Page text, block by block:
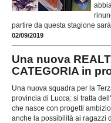
partire da questa stagione
02/09/2019
Una nuova
CATEGORIA in
Una nuova squadra per la
provincia di Lucca: si tratta
che nasce con progetti
anche la possibilità ai ragazzi